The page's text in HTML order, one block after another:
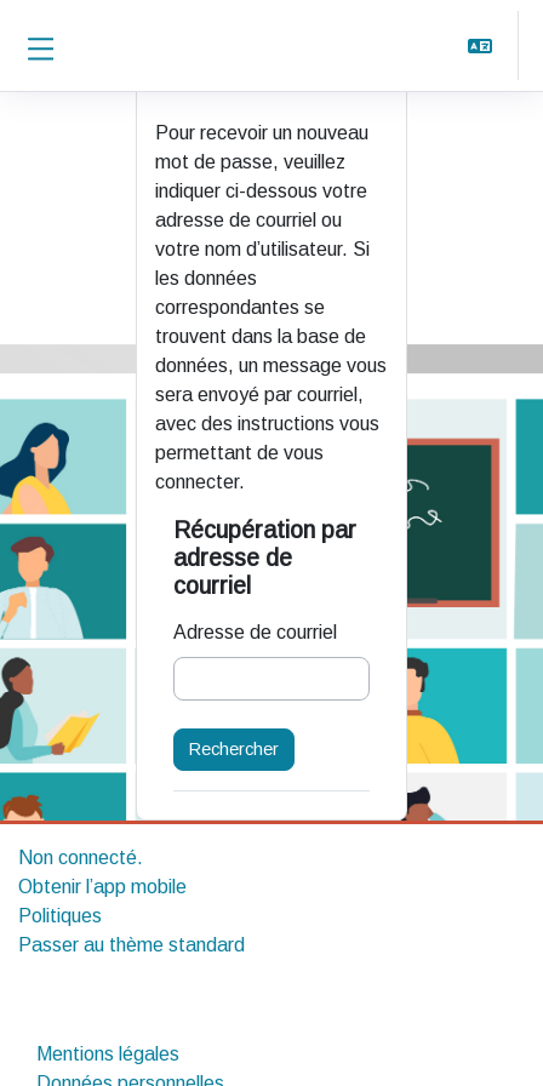
Passer au contenu principal
Pour recevoir un nouveau
mot de passe, veuillez
indiquer ci-dessous votre
adresse de courriel ou
votre nom d’utilisateur. Si
les données
correspondantes se
trouvent dans la base de
données, un message vous
sera envoyé par courriel,
avec des instructions vous
permettant de vous
connecter.
Récupération par adresse de courriel
Récupération par
adresse de
courriel
Adresse de courriel
Non connecté.
Obtenir l’app mobile
Politiques
Passer au thème standard
Mentions légales